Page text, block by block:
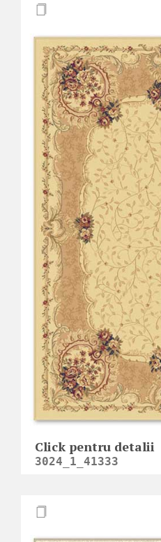
Click pentru detalii
3024_1_41333